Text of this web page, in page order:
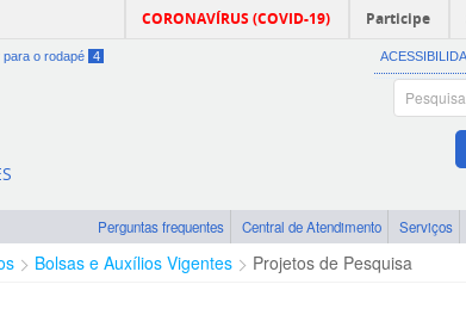
CORONAVÍRUS (COVID-19) Participe
para o rodapé 4
Perguntas frequentes Central de Atendimento Serviços
Bolsas e Auxílios Vigentes Projetos de Pesquisa